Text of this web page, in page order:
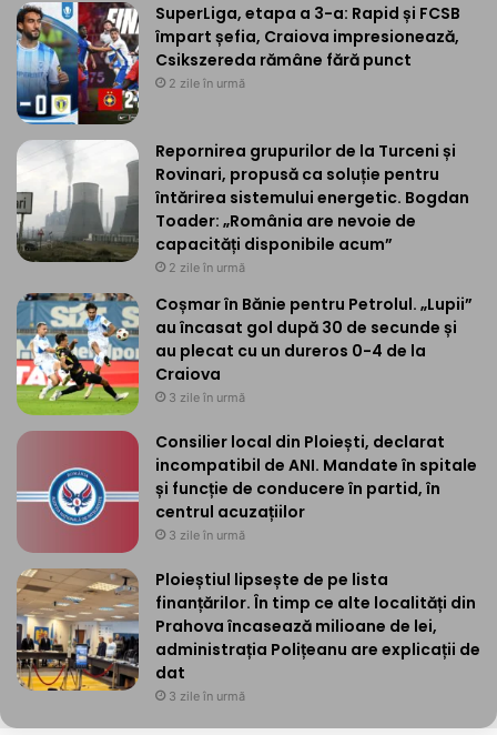
SuperLiga, etapa a 3-a: Rapid și FCSB
împart șefia, Craiova impresionează,
Csikszereda rămâne fără punct
2 zile în urmă
Repornirea grupurilor de la Turceni și
Rovinari, propusă ca soluție pentru
întărirea sistemului energetic. Bogdan
Toader: „România are nevoie de
capacități disponibile acum”
2 zile în urmă
Coșmar în Bănie pentru Petrolul. „Lupii”
au încasat gol după 30 de secunde și
au plecat cu un dureros 0-4 de la
Craiova
3 zile în urmă
Consilier local din Ploiești, declarat
incompatibil de ANI. Mandate în spitale
și funcție de conducere în partid, în
centrul acuzațiilor
3 zile în urmă
Ploieștiul lipsește de pe lista
finanțărilor. În timp ce alte localități din
Prahova încasează milioane de lei,
administrația Polițeanu are explicații de
dat
3 zile în urmă